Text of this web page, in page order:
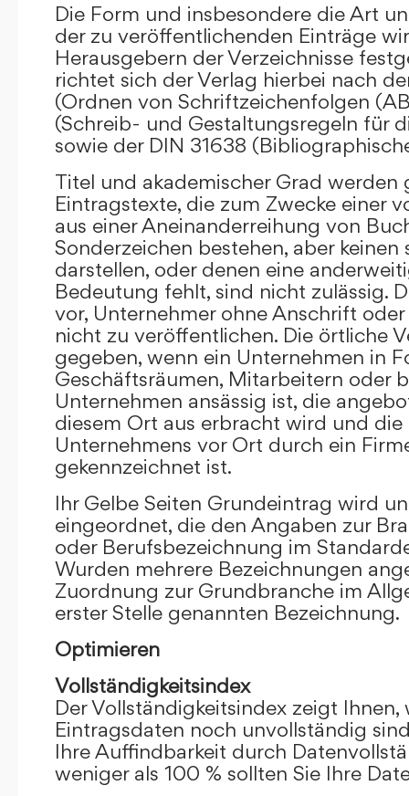
Die Form und insbesondere die Art
der zu veröffentlichenden Einträge
Herausgebern der Verzeichnisse
richtet sich der Verlag hierbei nach
(Ordnen von Schriftzeichenfolgen
(Schreib- und Gestaltungsregeln für
sowie der DIN 31638
Titel und akademischer Grad werden
Eintragstexte, die zum Zwecke einer
aus einer Aneinanderreihung von
Sonderzeichen bestehen, aber keinen
darstellen, oder denen eine
Bedeutung fehlt, sind nicht zulässig.
vor, Unternehmer ohne Anschrift
nicht zu veröffentlichen. Die örtliche
gegeben, wenn ein Unternehmen in
Geschäftsräumen, Mitarbeitern oder
Unternehmen ansässig ist, die
diesem Ort aus erbracht wird und die
Unternehmens vor Ort durch ein
gekennzeichnet ist.
Ihr Gelbe Seiten Grundeintrag wird
eingeordnet, die den Angaben zur
oder Berufsbezeichnung im
Wurden mehrere Bezeichnungen
Zuordnung zur Grundbranche im
erster Stelle genannten Bezeichnung.
Optimieren
Vollständigkeitsindex
Der Vollständigkeitsindex zeigt
Eintragsdaten noch unvollständig
Ihre Auffindbarkeit durch
weniger als 100 % sollten Sie Ihre